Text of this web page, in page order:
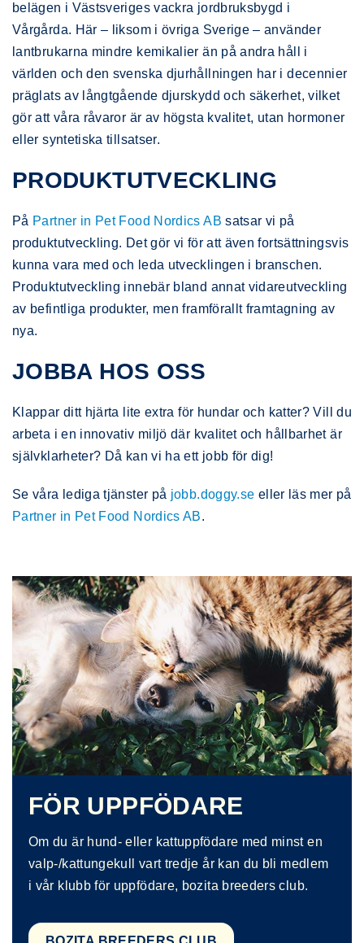
belägen i Västsveriges vackra jordbruksbygd i
Vårgårda. Här – liksom i övriga Sverige – använder
lantbrukarna mindre kemikalier än på andra håll i
världen och den svenska djurhållningen har i decennier
präglats av långtgående djurskydd och säkerhet, vilket
gör att våra råvaror är av högsta kvalitet, utan hormoner
eller syntetiska tillsatser.
PRODUKTUTVECKLING
På Partner in Pet Food Nordics AB satsar vi på
produktutveckling. Det gör vi för att även fortsättningsvis
kunna vara med och leda utvecklingen i branschen.
Produktutveckling innebär bland annat vidareutveckling
av befintliga produkter, men framförallt framtagning av
nya.
JOBBA HOS OSS
Klappar ditt hjärta lite extra för hundar och katter? Vill du
arbeta i en innovativ miljö där kvalitet och hållbarhet är
självklarheter? Då kan vi ha ett jobb för dig!
Se våra lediga tjänster på jobb.doggy.se eller läs mer på
Partner in Pet Food Nordics AB.
FÖR UPPFÖDARE
Om du är hund- eller kattuppfödare med minst en
valp-/kattungekull vart tredje år kan du bli medlem
i vår klubb för uppfödare, bozita breeders club.